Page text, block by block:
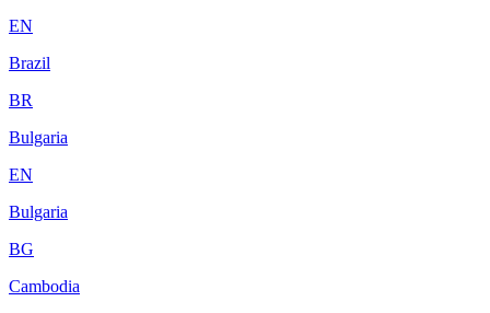
EN
Brazil
BR
Bulgaria
EN
Bulgaria
BG
Cambodia